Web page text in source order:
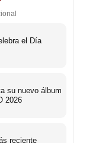
el Día
su nuevo álbum
2026
reciente